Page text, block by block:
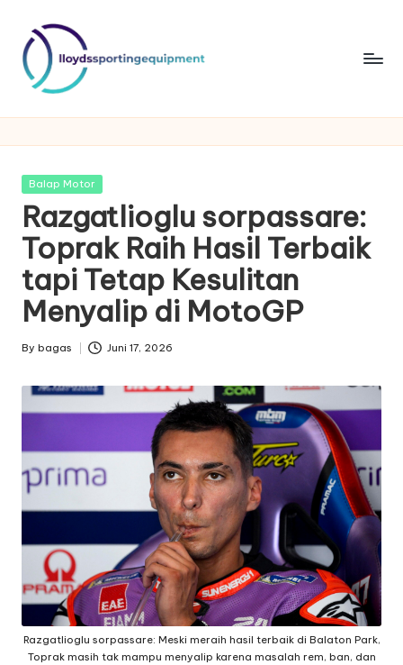
content
ll
o
y
d
s
s
p
o
rt
in
g
e
q
ui
p
m
e
n
Posted
Balap Motor
Razgatlioglu sorpassare:
Toprak Raih Hasil Terbaik
tapi Tetap Kesulitan
Menyalip di MotoGP
Posted
By bagas Juni 17, 2026
Razgatlioglu sorpassare: Meski meraih hasil terbaik di Balaton Park,
Toprak masih tak mampu menyalip karena masalah rem, ban, dan